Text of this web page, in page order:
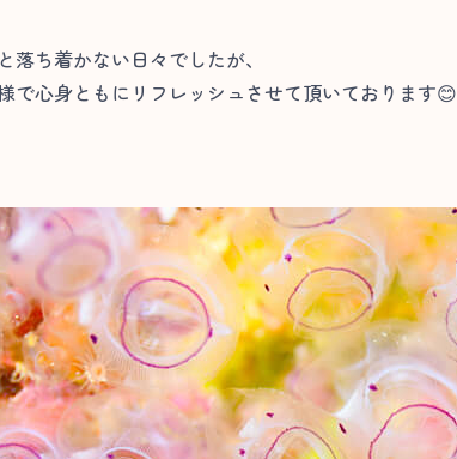
ち着かない日々でしたが、
で心身ともにリフレッシュさせて頂いております😊